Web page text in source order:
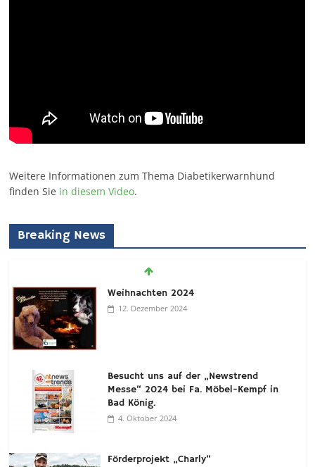
Weitere Informationen zum Thema Diabetikerwarnhund
finden Sie in diesem Video.
Breaking News
12. Dezember 2024
Besucht uns auf der „Newstrend
Förderprojekt „Charly“
17. Februar 2022